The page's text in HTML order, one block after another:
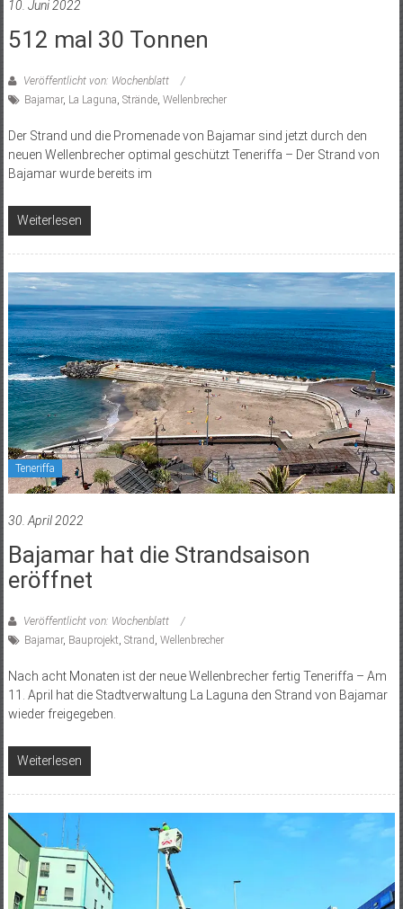
10. Juni 2022
512 mal 30 Tonnen
Veröffentlicht von: Wochenblatt
Bajamar, La Laguna, Strände, Wellenbrecher
Der Strand und die Promenade von Bajamar sind jetzt durch den
neuen Wellenbrecher optimal geschützt Teneriffa – Der Strand von
Bajamar wurde bereits im
Weiterlesen
Teneriffa
30. April 2022
Bajamar hat die Strandsaison
eröffnet
Veröffentlicht von: Wochenblatt
Bajamar, Bauprojekt, Strand , Wellenbrecher
Nach acht Monaten ist der neue Wellenbrecher fertig Teneriffa – Am
11. April hat die Stadtverwaltung La Laguna den Strand von Bajamar
wieder freigegeben.
Weiterlesen